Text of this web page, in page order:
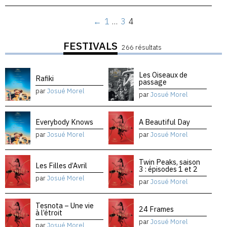
← 1 … 3 4
FESTIVALS 266 résultats
Rafiki
parJosué Morel
Les Oiseaux de
passage
parJosué Morel
Everybody Knows
parJosué Morel
A Beautiful Day
parJosué Morel
Les Filles d’Avril
parJosué Morel
Twin Peaks, saison
3 : épisodes 1 et 2
parJosué Morel
Tesnota – Une vie
à l’étroit 24 Frames
parJosué Morel